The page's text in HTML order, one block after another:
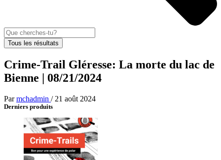
Tous les résultats
Crime-Trail Gléresse: La morte du lac de
Bienne | 08/21/2024
Parmchadmin / 21 août 2024
Derniers produits